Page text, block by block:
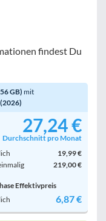
findest Du
GB) mit
27,24 €
Durchschnitt pro Monat
19,99 €
219,00 €
Effektivpreis
6,87 €